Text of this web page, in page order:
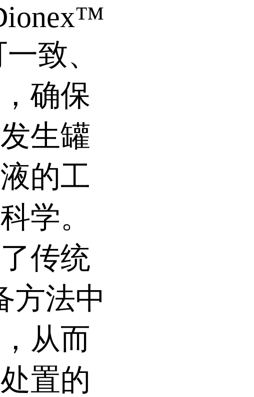
致、
确保
生罐
的工
学。
传统
方法中
从而
置的